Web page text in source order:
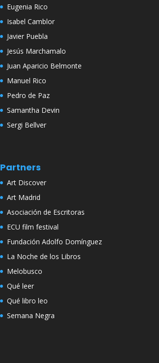
Eugenia Rico
Isabel Camblor
Javier Puebla
Jesús Marchamalo
Juan Aparicio Belmonte
Manuel Rico
Pedro de Paz
Samantha Devin
Sergi Bellver
Partners
Art Discover
Art Madrid
Asociación de Escritoras
ECU film festival
Fundación Adolfo Domínguez
La Noche de los Libros
Melobusco
Qué leer
Qué libro leo
Semana Negra